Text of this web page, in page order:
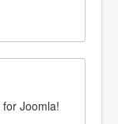
Joomla!